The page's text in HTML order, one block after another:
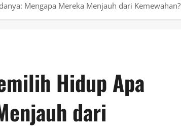
Mengapa Mereka Menjauh dari Kemewahan?
Hidup Apa
dari